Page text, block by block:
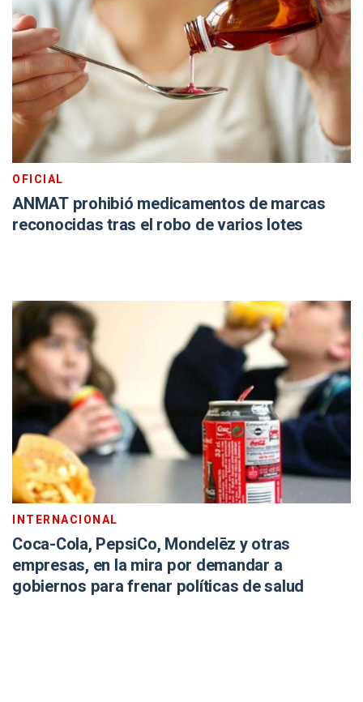
OFICIAL
ANMAT prohibió medicamentos de marcas
reconocidas tras el robo de varios lotes
INTERNACIONAL
Coca-Cola, PepsiCo, Mondelēz y otras
empresas, en la mira por demandar a
gobiernos para frenar políticas de salud